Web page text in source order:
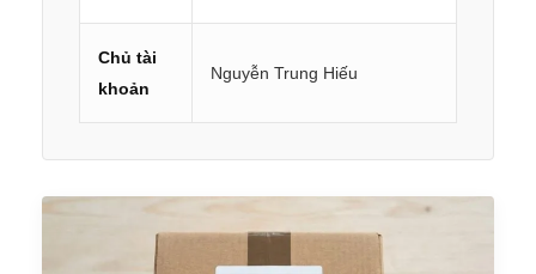
Chủ tài
khoản
Nguyễn Trung Hiếu